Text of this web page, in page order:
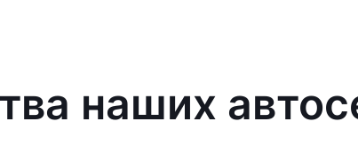
наших